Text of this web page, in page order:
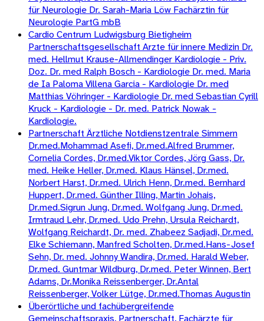
für Neurologie Dr. Sarah-Maria Löw Fachärztin für
Neurologie PartG mbB
Cardio Centrum Ludwigsburg Bietigheim
Partnerschaftsgesellschaft Arzte für innere Medizin Dr.
med. Hellmut Krause-Allmendinger Kardiologie - Priv.
Doz. Dr. med Ralph Bosch - Kardiologie Dr. med. Maria
de Ia Paloma Villena Garcia - Kardiologie Dr. med
Matthias Vöhringer - Kardiologie Dr. med Sebastian Cyrill
Kruck - Kardiologie - Dr. med. Patrick Nowak -
Kardiologie.
Partnerschaft Ärztliche Notdienstzentrale Simmern
Dr.med.Mohammad Asefi, Dr.med.Alfred Brummer,
Cornelia Cordes, Dr.med.Viktor Cordes, Jörg Gass, Dr.
med. Heike Heller, Dr.med. Klaus Hänsel, Dr.med.
Norbert Harst, Dr.med. Ulrich Henn, Dr.med. Bernhard
Huppert, Dr.med. Günther Illing, Martin Johais,
Dr.med.Sigrun Jung, Dr.med. Wolfgang Jung, Dr.med.
Irmtraud Lehr, Dr.med. Udo Prehn, Ursula Reichardt,
Wolfgang Reichardt, Dr. med. Zhabeez Sadjadi, Dr.med.
Elke Schiemann, Manfred Scholten, Dr.med.Hans-Josef
Sehn, Dr. med. Johnny Wandira, Dr.med. Harald Weber,
Dr.med. Guntmar Wildburg, Dr.med. Peter Winnen, Bert
Adams, Dr.Monika Reissenberger, Dr.Antal
Reissenberger, Volker Lütge, Dr.med.Thomas Augustin
Überörtliche und fachübergreifende